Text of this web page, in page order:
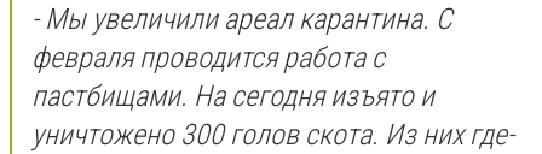
- Мы увеличили ареал карантина. С
февраля проводится работа с
пастбищами. На сегодня изъято и
уничтожено 300 голов скота. Из них где-